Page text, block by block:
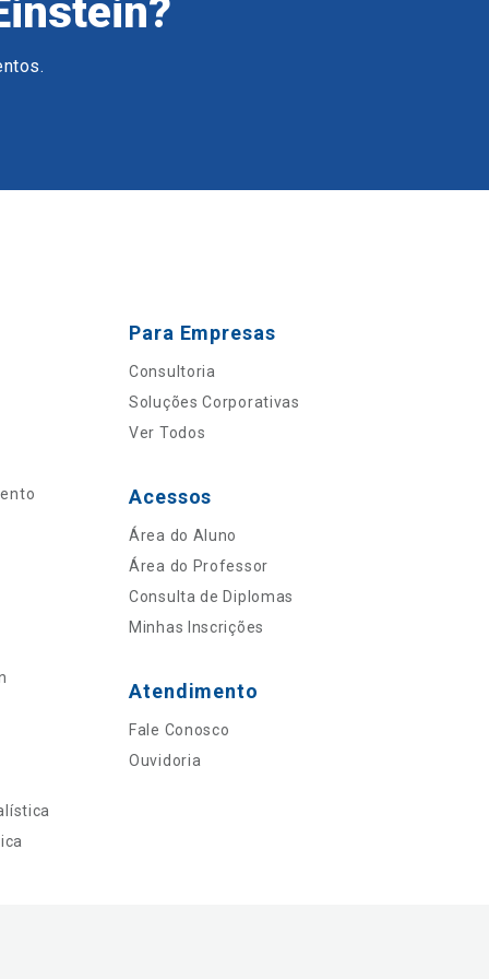
Para Empresas
Consultoria
Soluções Corporativas
Ver Todos
Acessos
Área do Aluno
Área do Professor
Consulta de Diplomas
Minhas Inscrições
Atendimento
Fale Conosco
Ouvidoria